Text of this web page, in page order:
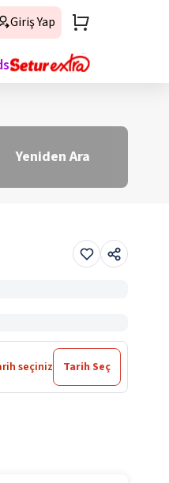
Giriş Yap
Yeniden Ara
seçiniz Tarih Seç